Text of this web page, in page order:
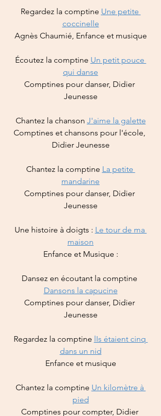
Regardez la comptine Une petite
coccinelle
Agnès Chaumié, Enfance et musique
Écoutez la comptine Un petit pouce
qui danse
Comptines pour danser, Didier
Jeunesse
Chantez la chanson J'aime la galette
Comptines et chansons pour l'école,
Didier Jeunesse
Chantez la comptine La petite
mandarine
Comptines pour danser, Didier
Jeunesse
Une histoire à doigts : Le tour de ma
maison
Enfance et Musique :
Dansez en écoutant la comptine
Dansons la capucine
Comptines pour danser, Didier
Jeunesse
Regardez la comptine lIs étaient cinq
dans un nid
Enfance et musique
Chantez la comptine Un kilomètre à
pied
Comptines pour compter, Didier